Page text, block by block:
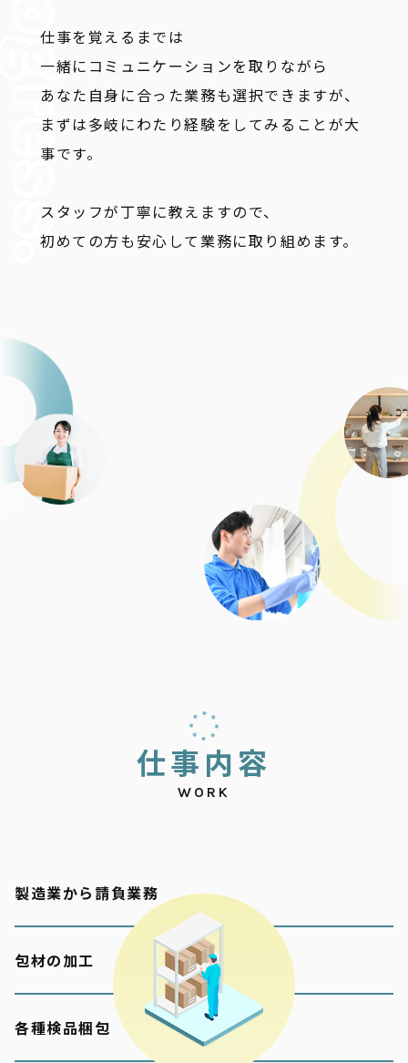
仕事を覚えるまでは
一緒にコミュニケーションを取りながら
あなた自身に合った業務も選択できますが、
まずは多岐にわたり経験をしてみることが大
事です。
スタッフが丁寧に教えますので、
初めての方も安心して業務に取り組めます。
仕事内容
WORK
製造業から請負業務
包材の加工
各種検品梱包